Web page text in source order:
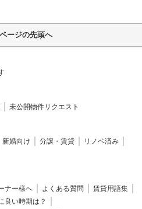
ージの先頭へ
未公開物件リクエスト
新婚向け 分譲・賃貸
リノベ済み
ナー様へ よくある質問
賃貸用語集
良い時期は？